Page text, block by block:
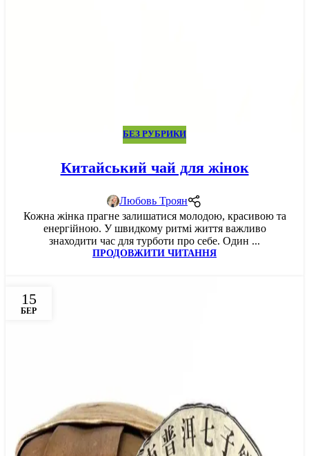
БЕЗ РУБРИКИ
Китайський чай для жінок
Любовь Троян
Кожна жінка прагне залишатися молодою, красивою та
енергійною. У швидкому ритмі життя важливо
знаходити час для турботи про себе. Один ...
ПРОДОВЖИТИ ЧИТАННЯ
15
БЕР